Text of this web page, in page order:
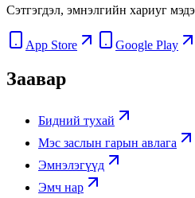
Сэтгэгдэл, эмнэлгийн хариуг
App Store Google Play
Заавар
Бидний тухай
Мэс заслын гарын авлага
Эмнэлэгүүд
Эмч нар